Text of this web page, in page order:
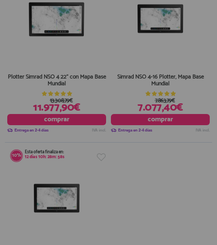
Plotter Simrad NSO 4 22” con Mapa Base
Mundial
11.977,90€
13.308,79€
comprar
Entrega en 2-4 días IVA incl.
Simrad NSO 4-16 Plotter, Mapa Base
Mundial
7.077,40€
7.863,79€
comprar
Entrega en 2-4 días IVA incl.
10% Esta oferta finaliza en:
12días10h:28m:58s